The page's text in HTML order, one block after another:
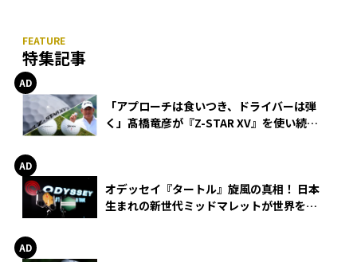
特集記事
「アプローチは食いつき、ドライバーは弾
く」髙橋竜彦が『Z-STAR XV』を使い続け
オデッセイ『タートル』旋風の真相！ 日本
生まれの新世代ミッドマレットが世界を席